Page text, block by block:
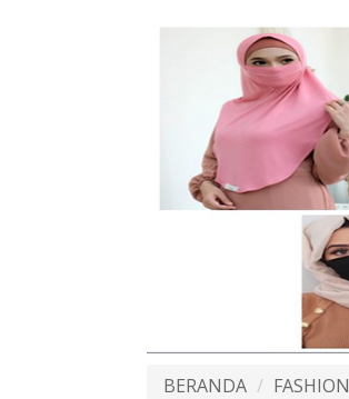
BERANDA FASHION